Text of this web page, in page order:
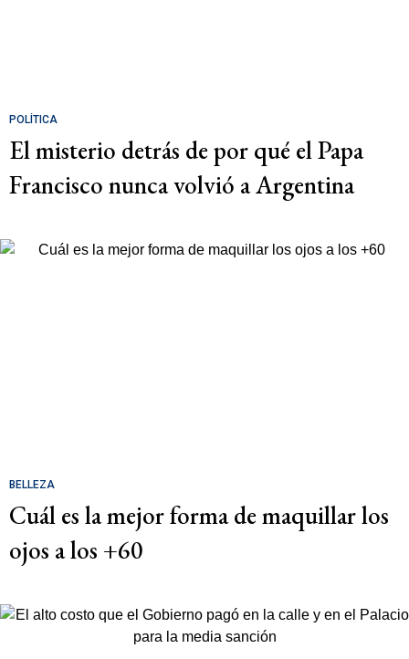
POLÍTICA
El misterio detrás de por qué el Papa
Francisco nunca volvió a Argentina
BELLEZA
Cuál es la mejor forma de maquillar los
ojos a los +60